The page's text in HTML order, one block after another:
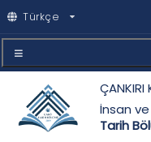
Türkçe
ÇANKIRI
İnsan
Tarih